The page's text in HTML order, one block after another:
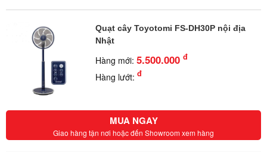
Quạt cây Toyotomi FS-DH30P nội địa
Nhật
Hàng mới: 5.500.000 đ
Hàng lướt: đ
MUA NGAY
Giao hàng tận nơi hoặc đến Showroom xem hàng